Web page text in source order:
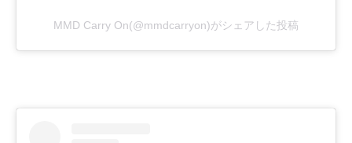
MMD Carry On(@mmdcarryon)がシェアした投稿